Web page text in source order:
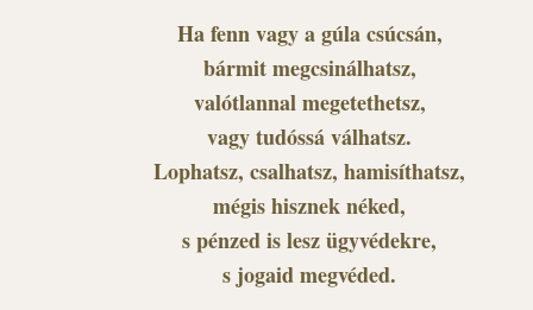
Ha fenn vagy a gúla csúcsán,
bármit megcsinálhatsz,
valótlannal megetethetsz,
vagy tudóssá válhatsz.
Lophatsz, csalhatsz, hamisíthatsz,
mégis hisznek néked,
s pénzed is lesz ügyvédekre,
s jogaid megvéded.